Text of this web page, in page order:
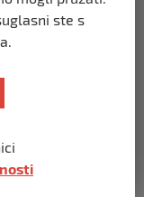
REGISTAR I
I
ste s